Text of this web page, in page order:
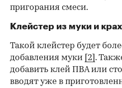
пригорания смеси.
Клейстер из муки и
Такой клейстер будет
добавления муки [2] .
добавить клей ПВА или
вводят уже в